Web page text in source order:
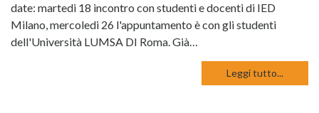
date: martedi 18 incontro con studenti e docenti di IED
Milano, mercoledi 26 l'appuntamento è con gli studenti
dell'Università LUMSA DI Roma. Già…
Leggi tutto...